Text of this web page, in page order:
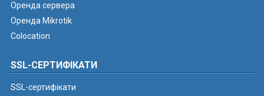
Оренда сервера
Оренда Mikrotik
Colocation
SSL-СЕРТИФІКАТИ
SSL-сертифікати